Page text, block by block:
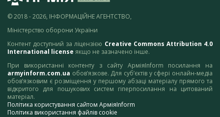
© 2018 - 2026, ІНФОРМАЦІЙНЕ АГЕНТСТВО,
Міністерство оборони України
Контент доступний за ліцензією Creative Commons Attribution 4.0
International license якщо не зазначено інше.
При використанні контенту з сайту АрміяInform посилання на
armyinform.com.ua обов’язкове. Для суб’єктів у сфері онлайн-медіа
обов’язковим є розміщення у першому абзаці матеріалу прямого та
відкритого для пошукових систем гіперпосилання на цитований
матеріал.
Політика користування сайтом АрміяInform
Політика використання файлів cookie